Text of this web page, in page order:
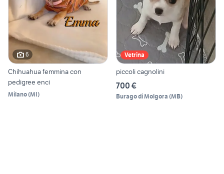
6
Chihuahua femmina con
pedigree enci
Milano(MI)
Vetrina
piccoli cagnolini
700 €
Burago di Molgora (MB)